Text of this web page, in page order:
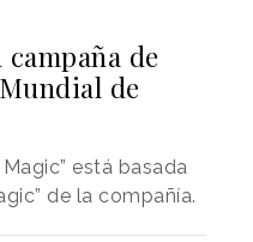
de
de
está basada
de la compañía.